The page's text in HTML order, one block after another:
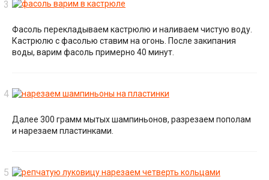
Фасоль перекладываем кастрюлю и наливаем чистую воду.
Кастрюлю с фасолью ставим на огонь. После закипания
воды, варим фасоль примерно 40 минут.
Далее 300 грамм мытых шампиньонов, разрезаем пополам
и нарезаем пластинками.